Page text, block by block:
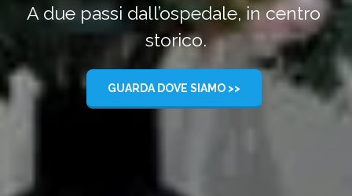
A due passi dall’ospedale, in centro
storico.
GUARDA DOVE SIAMO >>